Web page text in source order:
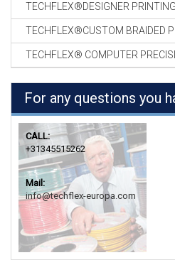
TECHFLEX®DESIGNER PRINTING
TECHFLEX®CUSTOM BRAIDED
TECHFLEX® COMPUTER
For any questions you
CALL:
+31345515262
Mail:
info@techflex-europa.com